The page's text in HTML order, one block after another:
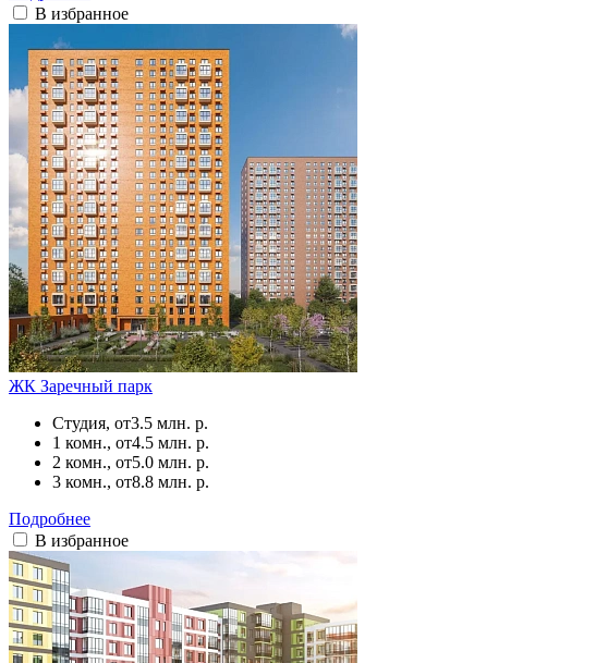
В избранное
ЖК Заречный парк
Студия, от3.5 млн. р.
1 комн., от4.5 млн. р.
2 комн., от5.0 млн. р.
3 комн., от8.8 млн. р.
Подробнее
В избранное